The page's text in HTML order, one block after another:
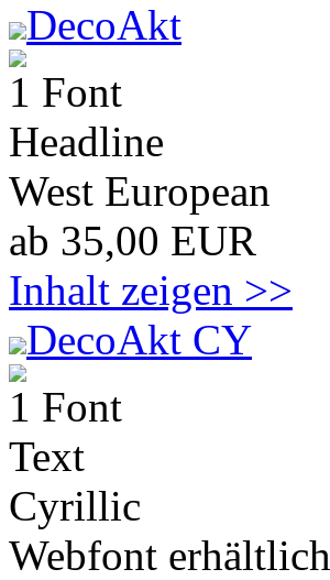
DecoAkt
1 Font
Headline
West European
ab 35,00 EUR
Inhalt zeigen >>
DecoAkt CY
1 Font
Text
Cyrillic
Webfont erhältlich